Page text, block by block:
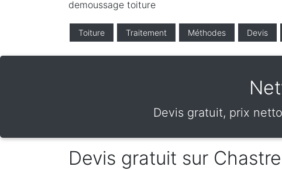
demoussage toiture
Toiture Traitement Méthodes Devis
Devis gratuit, prix
Devis gratuit sur Chastre